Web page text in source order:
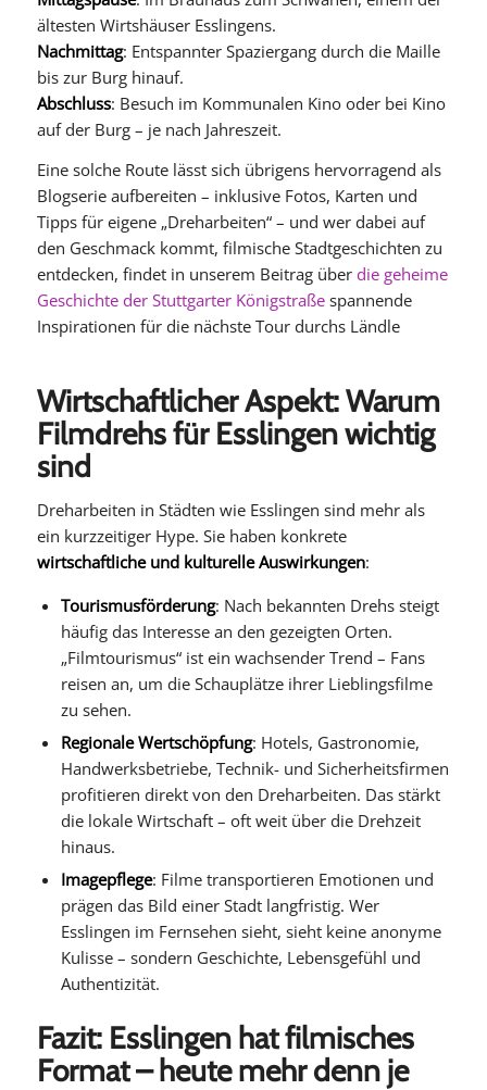
ältesten Wirtshäuser Esslingens.
Nachmittag: Entspannter Spaziergang durch die Maille
bis zur Burg hinauf.
Abschluss: Besuch im Kommunalen Kino oder bei Kino
auf der Burg – je nach Jahreszeit.
Eine solche Route lässt sich übrigens hervorragend als
Blogserie aufbereiten – inklusive Fotos, Karten und
Tipps für eigene „Dreharbeiten“ – und wer dabei auf
den Geschmack kommt, filmische Stadtgeschichten zu
entdecken, findet in unserem Beitrag über die geheime
Geschichte der Stuttgarter Königstraßespannende
Inspirationen für die nächste Tour durchs Ländle
Wirtschaftlicher Aspekt: Warum
Filmdrehs für Esslingen wichtig
sind
Dreharbeiten in Städten wie Esslingen sind mehr als
ein kurzzeitiger Hype. Sie haben konkrete
wirtschaftliche und kulturelle Auswirkungen:
Tourismusförderung: Nach bekannten Drehs steigt
häufig das Interesse an den gezeigten Orten.
„Filmtourismus“ ist ein wachsender Trend – Fans
reisen an, um die Schauplätze ihrer Lieblingsfilme
zu sehen.
Regionale Wertschöpfung: Hotels, Gastronomie,
Handwerksbetriebe, Technik- und Sicherheitsfirmen
profitieren direkt von den Dreharbeiten. Das stärkt
die lokale Wirtschaft – oft weit über die Drehzeit
hinaus.
Imagepflege: Filme transportieren Emotionen und
prägen das Bild einer Stadt langfristig. Wer
Esslingen im Fernsehen sieht, sieht keine anonyme
Kulisse – sondern Geschichte, Lebensgefühl und
Authentizität.
Fazit: Esslingen hat filmisches
Format – heute mehr denn je